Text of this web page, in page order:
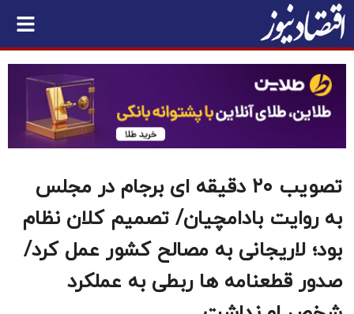
تصویب ۲۰ دقیقه ای برجام در مجلس
به روایت بادامچیان/ تصمیم کلان نظام
بود؛ لاریجانی به مصالح کشور عمل کرد/
صدور قطعنامه ها ربطی به عملکرد